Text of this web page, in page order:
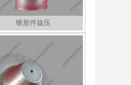
锥形件旋压